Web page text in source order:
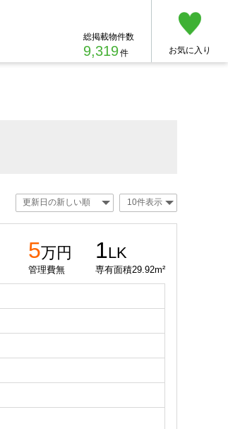
総掲載物件数
9,319件 お気に入り
5万円
管理費無
1LK
専有面積29.92m²